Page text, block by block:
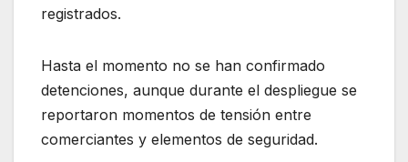
registrados.
Hasta el momento no se han confirmado
detenciones, aunque durante el despliegue se
reportaron momentos de tensión entre
comerciantes y elementos de seguridad.